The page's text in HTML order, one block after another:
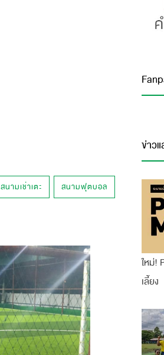
สนามเช่าเตะ สนามฟุตบอล
ข่าว
ใหม่!
เลี้ยง